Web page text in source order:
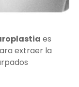
es
extraer la